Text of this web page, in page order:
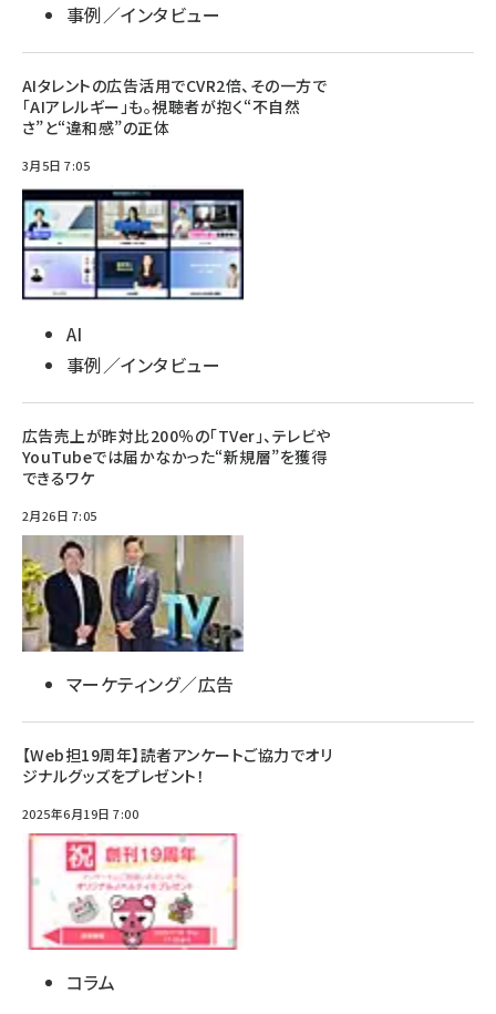
事例／インタビュー
AIタレントの広告活用でCVR2倍、その一方で
「AIアレルギー」も。視聴者が抱く“不自然
さ”と“違和感”の正体
3月5日 7:05
AI
事例／インタビュー
広告売上が昨対比200％の「TVer」、テレビや
YouTubeでは届かなかった“新規層”を獲得
できるワケ
2月26日 7:05
マーケティング／広告
【Web担19周年】読者アンケートご協力でオリ
ジナルグッズをプレゼント！
2025年6月19日 7:00
コラム